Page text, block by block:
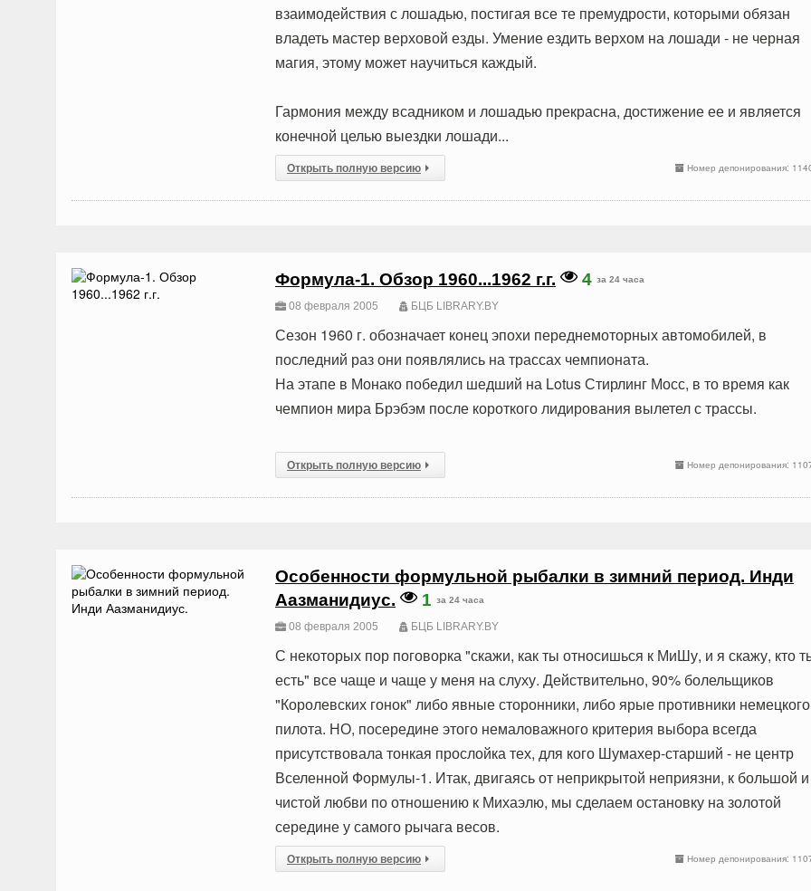
взаимодействия с лошадью, постигая все те премудрости, которыми обязан
владеть мастер верховой езды. Умение ездить верхом на лошади - не черная
магия, этому может научиться каждый.
Гармония между всадником и лошадью прекрасна, достижение ее и является
конечной целью выездки лошади...
Номер депонирования:
Открыть полную версию
Формула-1. Обзор 1960...1962 г.г. 4 за 24 часа
08 февраля 2005 БЦБ LIBRARY.BY
Сезон 1960 г. обозначает конец эпохи переднемоторных автомобилей, в
последний раз они появлялись на трассах чемпионата.
На этапе в Монако победил шедший на Lotus Стирлинг Мосс, в то время как
чемпион мира Брэбэм после короткого лидирования вылетел с трассы.
Номер депонирования:
Открыть полную версию
Особенности формульной рыбалки в зимний период. Инди
Аазманидиус.
1 за 24 часа
08 февраля 2005 БЦБ LIBRARY.BY
С некоторых пор поговорка "скажи, как ты относишься к МиШу, и я скажу, кто
есть" все чаще и чаще у меня на слуху. Действительно, 90% болельщиков
"Королевских гонок" либо явные сторонники, либо ярые противники немецкого
пилота. НО, посередине этого немаловажного критерия выбора всегда
присутствовала тонкая прослойка тех, для кого Шумахер-старший - не центр
Вселенной Формулы-1. Итак, двигаясь от неприкрытой неприязни, к большой и
чистой любви по отношению к Михаэлю, мы сделаем остановку на золотой
середине у самого рычага весов.
Номер депонирования:
Открыть полную версию